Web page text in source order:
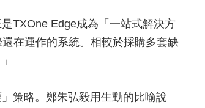
TXOne Edge成為「一站式解決方
在運作的系統。相較於採購多套缺
策略。鄭朱弘毅用生動的比喻說